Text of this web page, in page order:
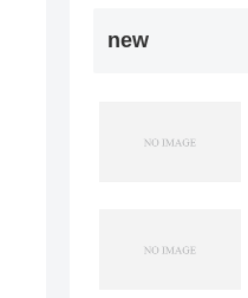
new